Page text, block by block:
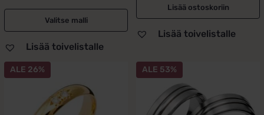
Valitse malli
Lisää toivelistalle
Lisää ostoskoriin
Lisää toivelistalle
ALE 26% ALE 53%